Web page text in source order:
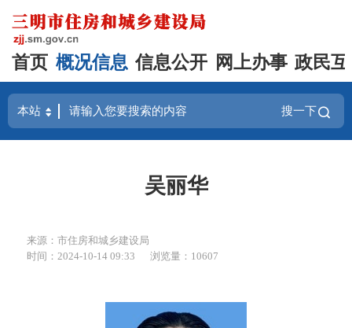
首页 概况信息 信息公开 网上办事 政民
搜一下
吴丽华
来源：市住房和城乡建设局
时间：2024-10-14 09:33
浏览量：10607